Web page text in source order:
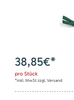
38,85€*
pro Stück
*inkl. MwSt zzgl. Versand